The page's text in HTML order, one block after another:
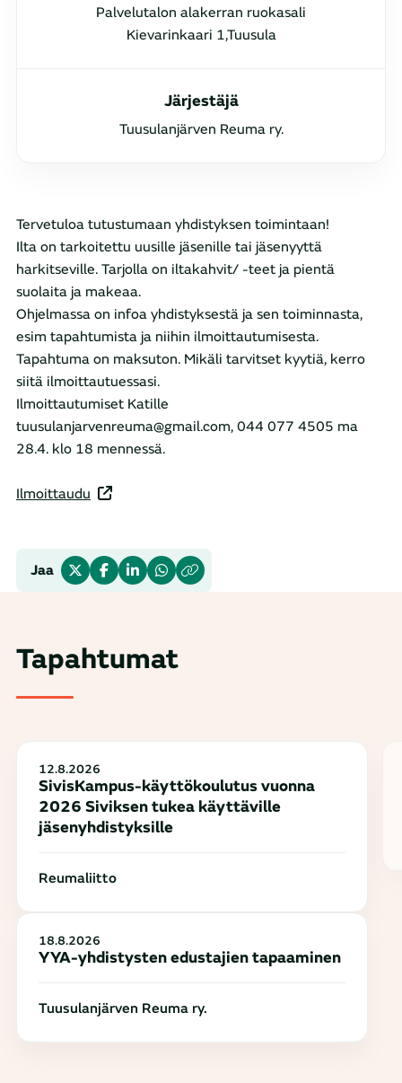
Palvelutalon alakerran ruokasali
Kievarinkaari 1,Tuusula
Järjestäjä
Tuusulanjärven Reuma ry.
Tervetuloa tutustumaan yhdistyksen toimintaan!
Ilta on tarkoitettu uusille jäsenille tai jäsenyyttä
harkitseville. Tarjolla on iltakahvit/ -teet ja pientä
suolaita ja makeaa.
Ohjelmassa on infoa yhdistyksestä ja sen toiminnasta,
esim tapahtumista ja niihin ilmoittautumisesta.
Tapahtuma on maksuton. Mikäli tarvitset kyytiä, kerro
siitä ilmoittautuessasi.
Ilmoittautumiset Katille
tuusulanjarvenreuma@gmail.com, 044 077 4505 ma
28.4. klo 18 mennessä.
Ilmoittaudu
Jaa
Tapahtumat
12.8.2026
SivisKampus-käyttökoulutus vuonna
2026 Siviksen tukea käyttäville
jäsenyhdistyksille
Reumaliitto
18.8.2026
YYA-yhdistysten edustajien tapaaminen
Tuusulanjärven Reuma ry.